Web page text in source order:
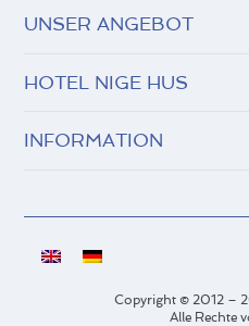
UNSER ANGEBOT
HOTEL NIGE HUS
INFORMATION
Copyright © 2012 –
Alle Rechte